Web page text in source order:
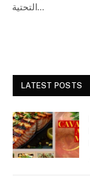
التحتية…
LATEST POSTS